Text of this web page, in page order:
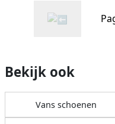
Bekijk ook
Vans schoenen